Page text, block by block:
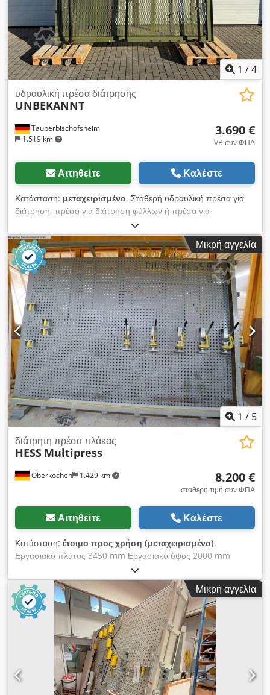
1 /4
Tauberbischofsheim
1.519 km
υδραυλική πρέσα διάτρησης
UNBEKANNT
3.690 €
VB συν ΦΠΑ
Αιτηθείτε Καλέστε
Κατάσταση: μεταχειρισμένο, Σταθερή υδραυλική πρέσα για
διάτρηση, πρέσα για διάτρηση φύλλων ή πρέσα για
συγκόλληση, για τη συγκόλληση ή τη σταθεροποίηση τεμαχίων
εργασίας, όπως πλαίσια, φύλλα, παράθυρα ή πόρτες. Τεχνικά
χαρακτηριστικά: Csdpfx Aaezryy Se Tjrf - Κύλινδροι: 6 -
Συστήματα συγκράτησης: 3 - Επιφάνεια πρέσας: 260 x 145 cm
Μικρή αγγελία
1 / 5
Oberkochen 1.429 km
διάτρητη πρέσα πλάκας
HESS Multipress
8.200 €
σταθερή τιμή συν ΦΠΑ
Αιτηθείτε Καλέστε
Κατάσταση: έτοιμο προς χρήση (μεταχειρισμένο),
Εργασιακό πλάτος 3450 mm Εργασιακό ύψος 2000 mm
Αριθμός υδραυλικών κυλίνδρων πίεσης 5 τεμ. Διαστάσεις
φόρτωσης Μ x Π x Υ 3600 x 1200 x 2720 mm Πρέσα
διάτρητης πλάκας Hess "Multipress" Για όλα τα παράθυρα και
τις πόρτες με λοξές, τοξωτές ή τομεακές καμπύλες. Επίσης
κατάλληλη για εσωτερικές κατασκευές ή κατασκευή σκελετών.
Ιδανική για συγκόλληση σκαλοπατιών και πολλά άλλα. Μέγιστη
περιοχή εργασίας περίπου 3450 x 2000 mm Εξωτερικές
διαστάσεις περίπου 3600 x 1200 x 2720 mm Η κάθετη πρέσα
διάτρητης πλάκας είναι κατασκευασμένη από βαριά,
απαραμόρφωτη ατσάλινη κατασκευή. Χάρη στην απλή,
Μικρή αγγελία